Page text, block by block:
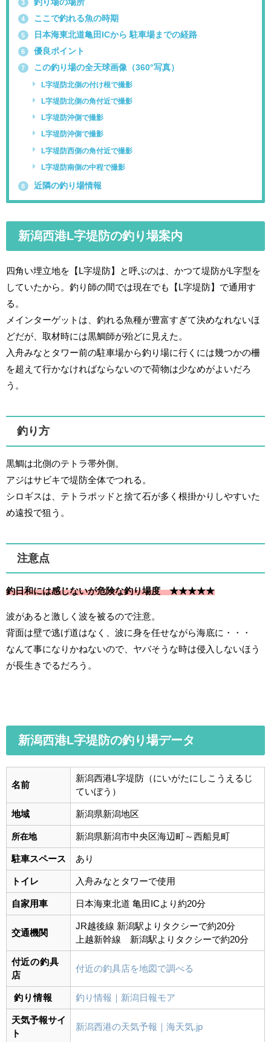
3 釣り場の場所
4 ここで釣れる魚の時期
5 日本海東北道亀田ICから 駐車場までの経路
6 優良ポイント
7 この釣り場の全天球画像（360°写真）
L字堤防北側の付け根で撮影
L字堤防北側の角付近で撮影
L字堤防沖側で撮影
L字堤防沖側で撮影
L字堤防西側の角付近で撮影
L字堤防南側の中程で撮影
8 近隣の釣り場情報
新潟西港L字堤防の釣り場案内
四角い埋立地を【L字堤防】と呼ぶのは、かつて堤防がL字型を
していたから。釣り師の間では現在でも【L字堤防】で通用す
る。
メインターゲットは、釣れる魚種が豊富すぎて決めなれないほ
どだが、取材時には黒鯛師が殆どに見えた。
入舟みなとタワー前の駐車場から釣り場に行くには幾つかの柵
を超えて行かなければならないので荷物は少なめがよいだろ
う。
釣り方
黒鯛は北側のテトラ帯外側。
アジはサビキで堤防全体でつれる。
シロギスは、テトラポッドと捨て石が多く根掛かりしやすいた
め遠投で狙う。
注意点
釣日和には感じないが危険な釣り場度★★★★★
波があると激しく波を被るので注意。
背面は壁で逃げ道はなく、波に身を任せながら海底に・・・
なんて事になりかねないので、ヤバそうな時は侵入しないほう
が長生きでるだろう。
新潟西港L字堤防の釣り場データ
名前
新潟西港L字堤防（にいがたにしこうえるじ
ていぼう）
地域 新潟県新潟地区
所在地 新潟県新潟市中央区海辺町～西船見町
駐車スペース あり
トイレ 入舟みなとタワーで使用
自家用車 日本海東北道 亀田ICより約20分
交通機関
JR越後線 新潟駅よりタクシーで約20分
上越新幹線 新潟駅よりタクシーで約20分
付近の釣具
店
付近の釣具店を地図で調べる
釣り情報 釣り情報｜新潟日報モア
天気予報サイ
ト
新潟西港の天気予報｜海天気.jp